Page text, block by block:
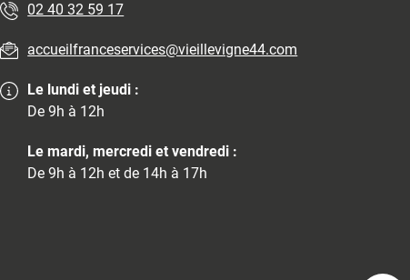
02 40 32 59 17
accueilfranceservices@vieillevigne44.com
Le lundi et jeudi :
De 9h à 12h
Le mardi, mercredi et vendredi :
De 9h à 12h et de 14h à 17h